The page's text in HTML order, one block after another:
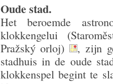
Oude stad.
Het beroemde
klokkengelui
Pražský orloj) , zijn
stadhuis in de oude
klokkenspel begint te